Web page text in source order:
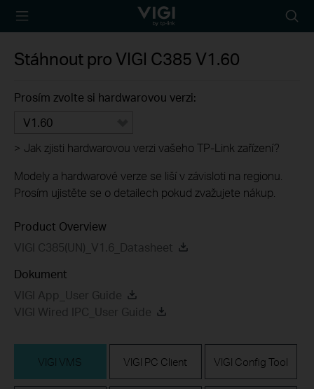
TP-Link, Reliably
icon
Stáhnout pro VIGI C385 V1.60
Prosím zvolte si hardwarovou verzi:
V1.60
> Jak zjisti hardwarovou verzi vašeho TP-Link zařízení?
Modely a hardwarové verze se liší v závisloti na regionu.
Prosím ujistěte se o detailech pokud zvažujete nákup.
Product Overview
VIGI C385(UN)_V1.6_Datasheet
Dokument
VIGI App_User Guide
VIGI Wired IPC_User Guide
VIGI VMS VIGI PC Client VIGI Config Tool